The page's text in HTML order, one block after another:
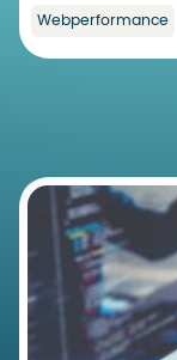
Webperformance